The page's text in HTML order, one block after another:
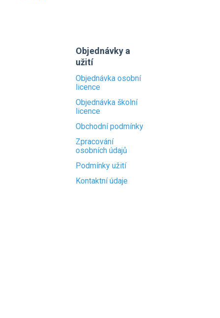
Objednávky a
užití
Objednávka osobní
licence
Objednávka školní
licence
Obchodní podmínky
Zpracování
osobních údajů
Podmínky užití
Kontaktní údaje